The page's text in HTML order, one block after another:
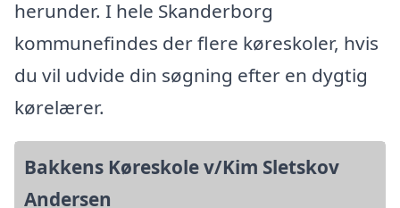
herunder. I hele Skanderborg
kommunefindes der flere køreskoler, hvis
du vil udvide din søgning efter en dygtig
kørelærer.
Bakkens Køreskole v/Kim Sletskov
Andersen